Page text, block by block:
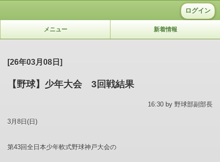
ログイン
メニュー 新着情報
[26年03月08日]
【野球】少年大会 3回戦結果
16:30 by 野球部副部長
3月8日(日)
第43回全日本少年軟式野球神戸大会の